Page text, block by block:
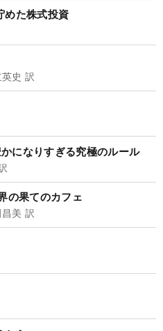
めた株式投資
史 訳
になりすぎる究極のルール
の果てのカフェ
美 訳